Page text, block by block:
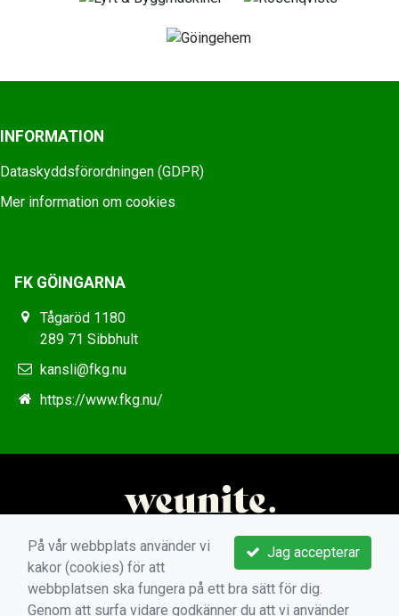
INFORMATION
Dataskyddsförordningen (GDPR)
Mer information om cookies
FK GÖINGARNA
Tågaröd 1180
289 71 Sibbhult
kansli@fkg.nu
https://www.fkg.nu/
Jag accepterar
På vår webbplats använder vi
kakor (cookies) för att
webbplatsen ska fungera på ett bra sätt för dig.
Genom att surfa vidare godkänner du att vi använder